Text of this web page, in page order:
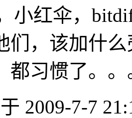
小红伞，
们，该加什
都习惯了。
2009-7-7